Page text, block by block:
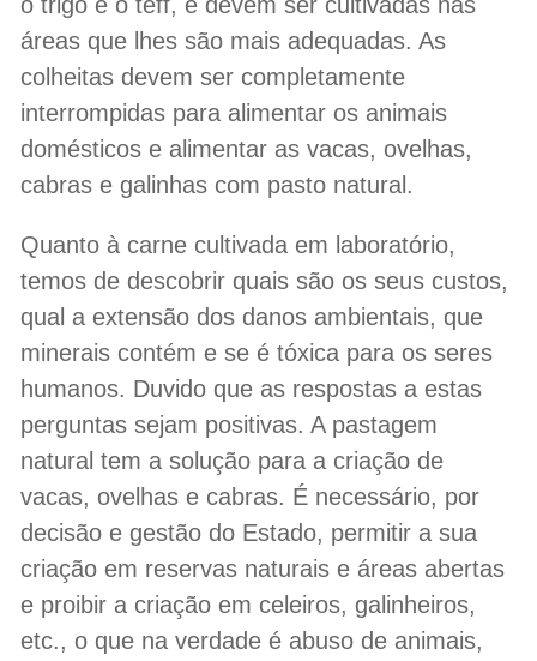
áreas que lhes são mais adequadas. As
colheitas devem ser completamente
interrompidas para alimentar os animais
domésticos e alimentar as vacas, ovelhas,
cabras e galinhas com pasto natural.
Quanto à carne cultivada em laboratório,
temos de descobrir quais são os seus custos,
qual a extensão dos danos ambientais, que
minerais contém e se é tóxica para os seres
humanos. Duvido que as respostas a estas
perguntas sejam positivas. A pastagem
natural tem a solução para a criação de
vacas, ovelhas e cabras. É necessário, por
decisão e gestão do Estado, permitir a sua
criação em reservas naturais e áreas abertas
e proibir a criação em celeiros, galinheiros,
etc., o que na verdade é abuso de animais,